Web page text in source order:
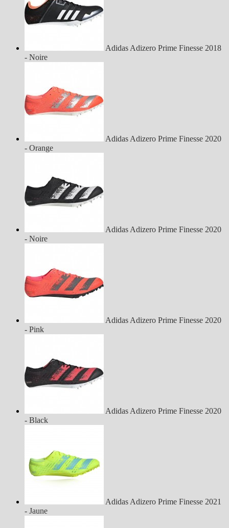
Adidas Adizero Prime Finesse 2018
- Noire
Adidas Adizero Prime Finesse 2020
- Orange
Adidas Adizero Prime Finesse 2020
- Noire
Adidas Adizero Prime Finesse 2020
- Pink
Adidas Adizero Prime Finesse 2020
- Black
Adidas Adizero Prime Finesse 2021
- Jaune